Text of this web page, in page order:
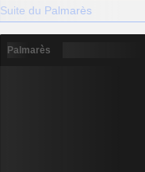
Suite du Palmarès
Palmarès